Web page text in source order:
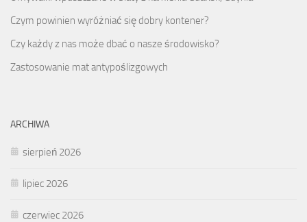
Czym powinien wyróżniać się dobry kontener?
Czy każdy z nas może dbać o nasze środowisko?
Zastosowanie mat antypoślizgowych
ARCHIWA
sierpień 2026
lipiec 2026
czerwiec 2026